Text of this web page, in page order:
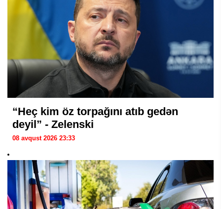
“Heç kim öz torpağını atıb gedən
deyil” - Zelenski
08 avqust 2026 23:33